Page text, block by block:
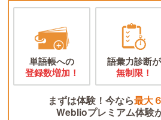
単語帳への
登録数増加！
語彙力診断が
無制限！
まずは体験！今なら最大
Weblioプレミアム体験